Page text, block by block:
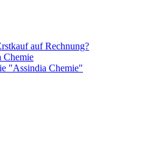
auf Rechnung?
Chemie
"Assindia Chemie"